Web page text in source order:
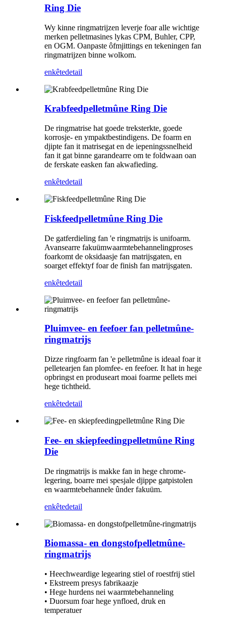
Ring Die
Wy kinne ringmatrijzen leverje foar alle wichtige
merken pelletmasines lykas CPM, Buhler, CPP,
en OGM. Oanpaste ôfmjittings en tekeningen fan
ringmatrijzen binne wolkom.
enkêtedetail
Krabfeedpelletmûne Ring Die
De ringmatrise hat goede treksterkte, goede
korrosje- en ympaktbestindigens. De foarm en
djipte fan it matrisegat en de iepeningssnelheid
fan it gat binne garandearre om te foldwaan oan
de ferskate easken fan akwafieding.
enkêtedetail
Fiskfeedpelletmûne Ring Die
De gatferdieling fan 'e ringmatrijs is unifoarm.
Avansearre fakuümwaarmtebehannelingproses
foarkomt de oksidaasje fan matrijsgaten, en
soarget effektyf foar de finish fan matrijsgaten.
enkêtedetail
Pluimvee- en feefoer fan pelletmûne-
ringmatrijs
Dizze ringfoarm fan 'e pelletmûne is ideaal foar it
pelletearjen fan plomfee- en feefoer. It hat in hege
opbringst en produseart moai foarme pellets mei
hege tichtheid.
enkêtedetail
Fee- en skiepfeedingpelletmûne Ring
Die
De ringmatrijs is makke fan in hege chrome-
legering, boarre mei spesjale djippe gatpistolen
en waarmtebehannele ûnder fakuüm.
enkêtedetail
Biomassa- en dongstofpelletmûne-
ringmatrijs
• Heechweardige legearing stiel of roestfrij stiel
• Ekstreem presys fabrikaazje
• Hege hurdens nei waarmtebehanneling
• Duorsum foar hege ynfloed, druk en
temperatuer